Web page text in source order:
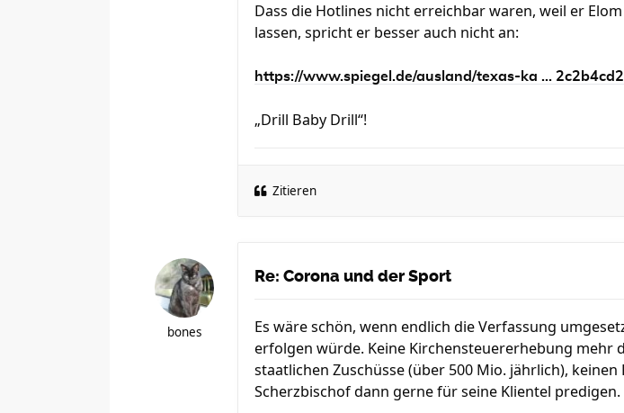
Dass die Hotlines nicht erreichbar waren, weil er
lassen, spricht er besser auch nicht an:
https://www.spiegel.de/ausland/texas-ka ...
„Drill Baby Drill“!
Zitieren
bones
Re: Corona und der Sport
Es wäre schön, wenn endlich die Verfassung
erfolgen würde. Keine Kirchensteuererhebung mehr
staatlichen Zuschüsse (über 500 Mio. jährlich),
Scherzbischof dann gerne für seine Klientel predigen.